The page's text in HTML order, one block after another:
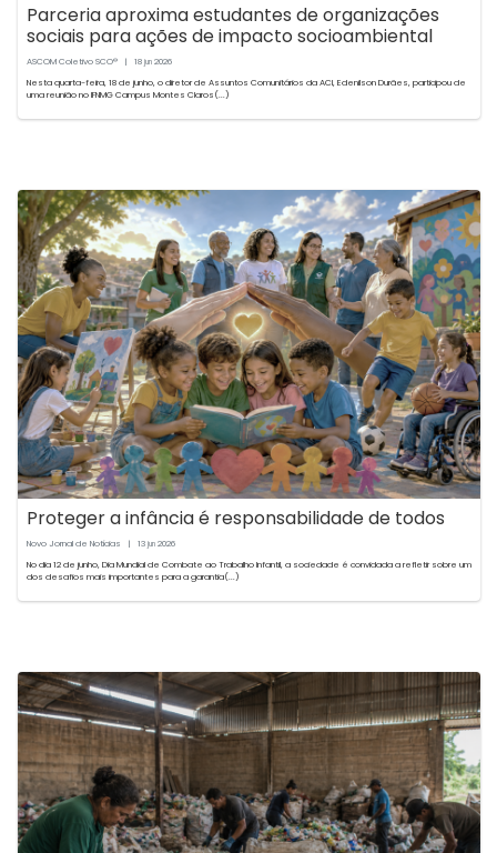
Parceria aproxima estudantes de organizações
sociais para ações de impacto socioambiental
ASCOM Coletivo SCO® | 18 jun2026
Nesta quarta-feira, 18 de junho, o diretor de Assuntos Comunitários da ACI, Edenilson Durães, participou de
uma reunião no IFNMG Campus Montes Claros(...)
Proteger a infância é responsabilidade de todos
Novo Jornal de Notícias | 13 jun2026
No dia 12 de junho, Dia Mundial de Combate ao Trabalho Infantil, a sociedade é convidada a refletir sobre um
dos desafios mais importantes para a garantia(...)